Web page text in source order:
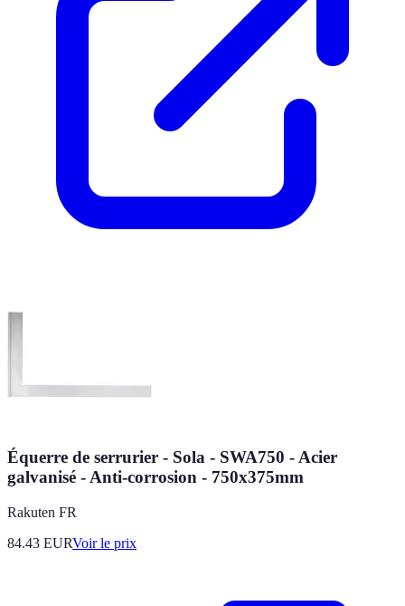
Équerre de serrurier - Sola - SWA750 - Acier
galvanisé - Anti-corrosion - 750x375mm
Rakuten FR
84.43 EURVoir le prix